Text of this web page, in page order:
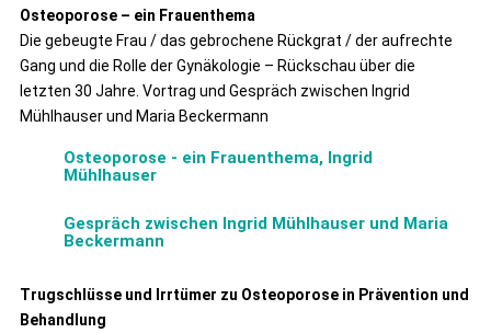
Osteoporose – ein Frauenthema
Die gebeugte Frau / das gebrochene Rückgrat / der aufrechte
Gang und die Rolle der Gynäkologie – Rückschau über die
letzten 30 Jahre. Vortrag und Gespräch zwischen Ingrid
Mühlhauser und Maria Beckermann
Osteoporose - ein Frauenthema, Ingrid
Mühlhauser
Gespräch zwischen Ingrid Mühlhauser und Maria
Beckermann
Trugschlüsse und Irrtümer zu Osteoporose in Prävention und
Behandlung